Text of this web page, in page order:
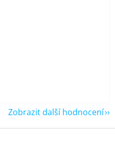
je 5 z 5 hvězdiček.
Zobrazit další hodnocení